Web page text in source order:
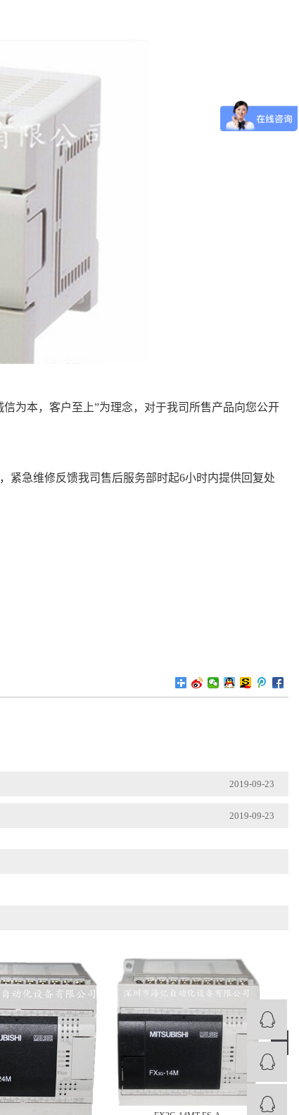
为本，客户至上”为理念，对于我司所售产品向您公开
紧急维修反馈我司售后服务部时起6小时内提供回复处
2019-09-23
2019-09-23
›